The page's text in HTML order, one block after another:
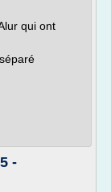
qui ont
-